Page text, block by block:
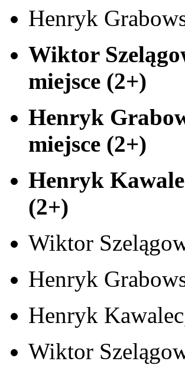
Henryk
Wiktor
miejsce (2+)
Henryk
miejsce (2+)
Henryk
(2+)
Wiktor
Henryk
Henryk
Wiktor